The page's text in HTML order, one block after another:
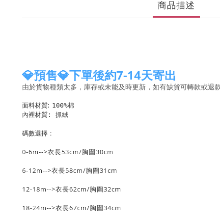
商品描述
💎預售💎下單後約7-14天寄出
由於貨物種類太多，庫存或未能及時更新，如有缺貨可轉款或退
面料材質: 100%棉
內裡材質: 抓絨
碼數選擇：
0-6m-->衣長53cm/胸圍30cm
6-12m-->衣長58cm/胸圍31cm
12-18m-->衣長62cm/胸圍32cm
18-24m-->衣長67cm/胸圍34cm